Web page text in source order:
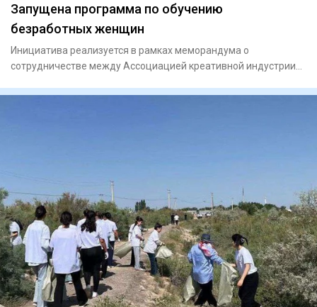
Запущена программа по обучению
безработных женщин
Инициатива реализуется в рамках меморандума о
сотрудничестве между Ассоциацией креативной индустрии